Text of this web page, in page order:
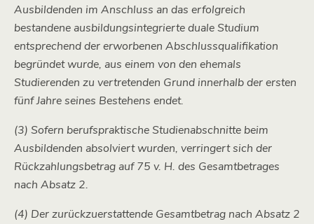
Ausbildenden im Anschluss an das erfolgreich
bestandene ausbildungsintegrierte duale Studium
entsprechend der erworbenen Abschlussqualifikation
begründet wurde, aus einem von den ehemals
Studierenden zu vertretenden Grund innerhalb der ersten
fünf Jahre seines Bestehens endet.
(3) Sofern berufspraktische Studienabschnitte beim
Ausbildenden absolviert wurden, verringert sich der
Rückzahlungsbetrag auf 75 v. H. des Gesamtbetrages
nach Absatz 2.
(4) Der zurückzuerstattende Gesamtbetrag nach Absatz 2